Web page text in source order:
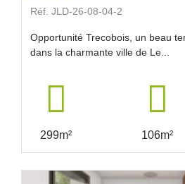
Réf. JLD-26-08-04-2
Opportunité Trecobois, un beau
dans la charmante ville de Le...
299m² 106m²